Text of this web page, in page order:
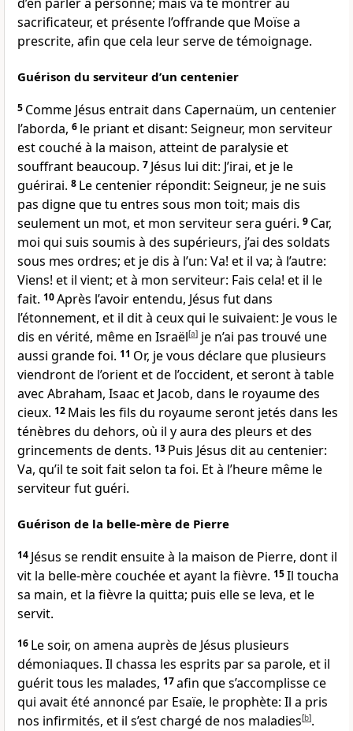
sacrificateur, et présente l’offrande que Moïse a
prescrite, afin que cela leur serve de témoignage.
Guérison du serviteur d’un centenier
5 Comme Jésus entrait dans Capernaüm, un centenier
l’aborda, 6 le priant et disant: Seigneur, mon serviteur
est couché à la maison, atteint de paralysie et
souffrant beaucoup. 7 Jésus lui dit: J’irai, et je le
guérirai. 8 Le centenier répondit: Seigneur, je ne suis
pas digne que tu entres sous mon toit; mais dis
seulement un mot, et mon serviteur sera guéri. 9 Car,
moi qui suis soumis à des supérieurs, j’ai des soldats
sous mes ordres; et je dis à l’un: Va! et il va; à l’autre:
Viens! et il vient; et à mon serviteur: Fais cela! et il le
fait. 10Après l’avoir entendu, Jésus fut dans
l’étonnement, et il dit à ceux qui le suivaient: Je vous le
dis en vérité, même en Israël[a] je n’ai pas trouvé une
aussi grande foi. 11 Or, je vous déclare que plusieurs
viendront de l’orient et de l’occident, et seront à table
avec Abraham, Isaac et Jacob, dans le royaume des
cieux. 12 Mais les fils du royaume seront jetés dans les
ténèbres du dehors, où il y aura des pleurs et des
grincements de dents. 13 Puis Jésus dit au centenier:
Va, qu’il te soit fait selon ta foi. Et à l’heure même le
serviteur fut guéri.
Guérison de la belle-mère de Pierre
14 Jésus se rendit ensuite à la maison de Pierre, dont il
vit la belle-mère couchée et ayant la fièvre. 15Il toucha
sa main, et la fièvre la quitta; puis elle se leva, et le
servit.
16 Le soir, on amena auprès de Jésus plusieurs
démoniaques. Il chassa les esprits par sa parole, et il
guérit tous les malades, 17afin que s’accomplisse ce
qui avait été annoncé par Esaïe, le prophète: Il a pris
nos infirmités, et il s’est chargé de nos maladies[b].